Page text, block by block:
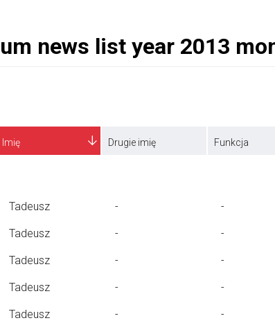
Imię Drugie imię Funkcja
Tadeusz - -
Tadeusz - -
Tadeusz - -
Tadeusz - -
Tadeusz - -